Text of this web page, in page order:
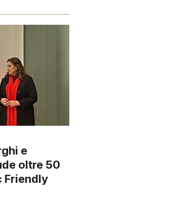
e
oltre 50
Friendly